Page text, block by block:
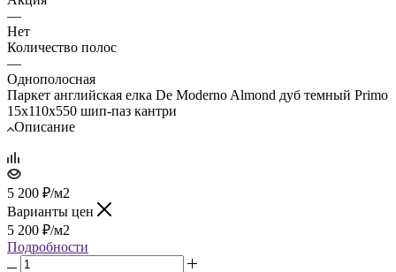
—
Нет
Количество полос
—
Однополосная
Паркет английская елка De Moderno Almond дуб темный Primo
15х110х550 шип-паз кантри
Описание
5 200 ₽/м2
Варианты цен
5 200 ₽/м2
Подробности